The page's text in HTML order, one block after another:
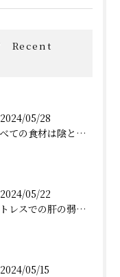
Recent
2024/05/28
すべての食材は陰と陽に分かれる
2024/05/22
ストレスでの肝の弱りは脾に伝わる
2024/05/15